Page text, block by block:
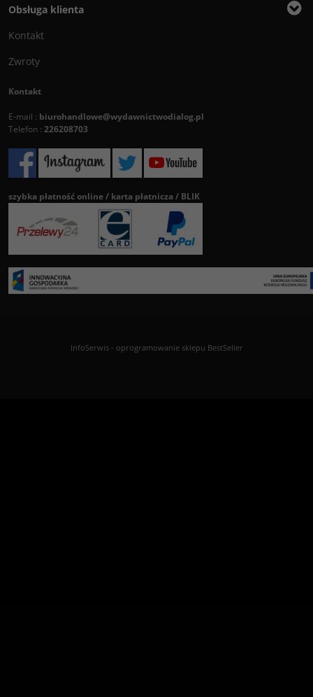
Obsługa klienta
Kontakt
Zwroty
Kontakt
E-mail : biurohandlowe@wydawnictwodialog.pl
Telefon : 226208703
szybka płatność online / karta płatnicza / BLIK
InfoSerwis- oprogramowanie sklepu BestSeller